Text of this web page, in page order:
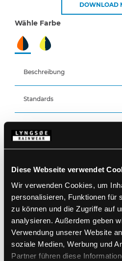
Diese Webseite verwendet
Wir verwenden Cookies, um
personalisieren, Funktionen für
zu können und die Zugriffe auf
analysieren. Außerdem geben
Verwendung unserer Website
soziale Medien, Werbung und
Partner führen diese
DOWNLOAD
Wähle Farbe
Beschreibung
100% Polyester, PVC-
Wind- und wasserdicht
Kältebeständig
Beständig gegen tierische
Wasserdicht: >30.000 MM
Standards
Druckknopfverstellung an
Brusttasche innen
Mit ”Offshore”-Reflektoren
Artikelnummer LR846-05/
EAN: 5708217953045
Waschanleitung
Pflegehinweise
PRODUKTBLATT